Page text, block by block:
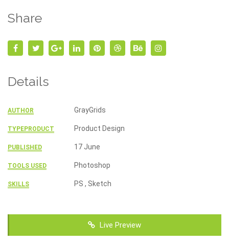
Share
Details
AUTHOR GrayGrids
TYPEPRODUCT Product Design
PUBLISHED 17 June
TOOLS USED Photoshop
SKILLS PS , Sketch
Live Preview